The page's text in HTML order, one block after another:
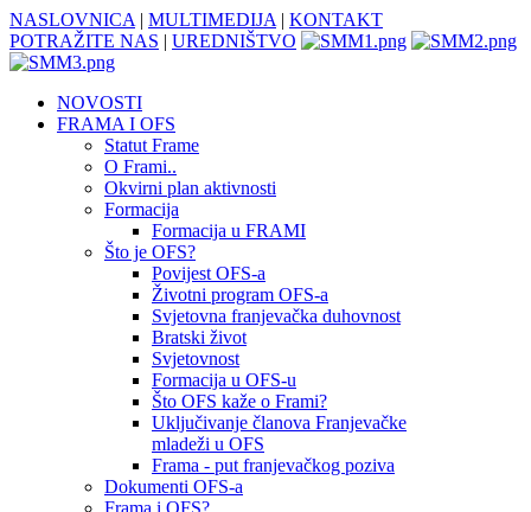
NASLOVNICA | MULTIMEDIJA | KONTAKT
POTRAŽITE NAS | UREDNIŠTVO
NOVOSTI
FRAMA I OFS
Statut Frame
O Frami..
Okvirni plan aktivnosti
Formacija
Formacija u FRAMI
Što je OFS?
Povijest OFS-a
Životni program OFS-a
Svjetovna franjevačka duhovnost
Bratski život
Svjetovnost
Formacija u OFS-u
Što OFS kaže o Frami?
Uključivanje članova Franjevačke
mladeži u OFS
Frama - put franjevačkog poziva
Dokumenti OFS-a
Frama i OFS?